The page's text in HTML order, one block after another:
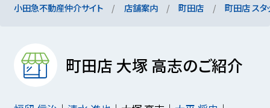
小田急不動産仲介サイト 店舗案内 町田店 町田店 スタ
町田店 大塚 高志のご紹介